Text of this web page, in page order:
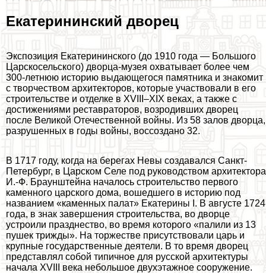
Екатерининский дворец
Экспозиция Екатерининского (до 1910 года — Большого
Царскосельского) дворца-музея охватывает более чем
300-летнюю историю выдающегося памятника и знакомит
с творчеством архитекторов, которые участвовали в его
строительстве и отделке в XVIII–XIX веках, а также с
достижениями реставраторов, возродивших дворец
после Великой Отечественной войны. Из 58 залов дворца,
разрушенных в годы войны, воссоздано 32.
В 1717 году, когда на берегах Невы создавался Санкт-
Петербург, в Царском Селе под руководством архитектора
И.-Ф. Браунштейна началось строительство первого
каменного царского дома, вошедшего в историю под
названием «каменных палат» Екатерины I. В августе 1724
года, в знак завершения строительства, во дворце
устроили празднество, во время которого «палили из 13
пушек трижды». На торжестве присутствовали царь и
крупные государственные деятели. В то время дворец
представлял собой типичное для русской архитектуры
начала XVIII века небольшое двухэтажное сооружение.